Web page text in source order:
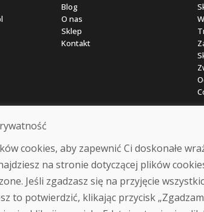
Blog
O nas
Sklep
Kontakt
©
DUFEKSOFT-
cookies, aby zapewnić Ci doskonałe
na stronie dotyczącej plików
Jeśli zgadzasz się na przyjęcie
to potwierdzić, klikając przycisk